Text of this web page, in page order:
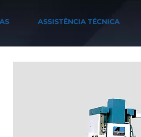
ASSISTÊNCIA TÉCNICA